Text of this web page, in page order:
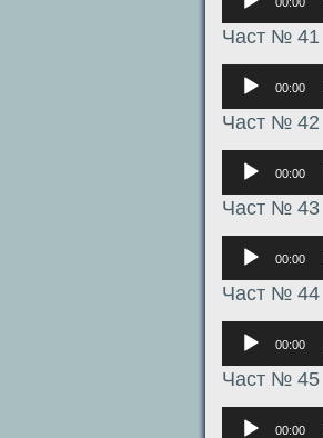
Част № 41
Аудиоплеер
00:00
Част № 42
Аудиоплеер
00:00
Част № 43
Аудиоплеер
00:00
Част № 44
Аудиоплеер
00:00
Част № 45
Аудиоплеер
00:00